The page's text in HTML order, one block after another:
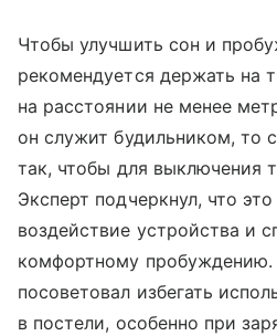
Чтобы улучшить сон и
рекомендуется держать на
на расстоянии не менее
он служит будильником, то
так, чтобы для выключения
Эксперт подчеркнул, что
воздействие устройства и
комфортному
посоветовал избегать
в постели, особенно при